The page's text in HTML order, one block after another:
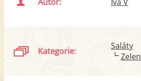
Kategorie:
Saláty